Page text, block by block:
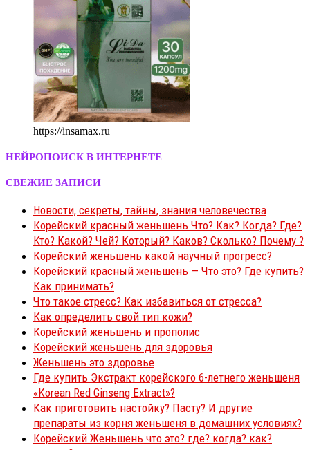
https://insamax.ru
НЕЙРОПОИСК В ИНТЕРНЕТЕ
СВЕЖИЕ ЗАПИСИ
Новости, секреты, тайны, знания человечества
Корейский красный женьшень Что? Как? Когда? Где?
Кто? Какой? Чей? Который? Каков? Сколько? Почему ?
Корейский женьшень какой научный прогресс?
Корейский красный женьшень — Что это? Где купить?
Как принимать?
Что такое стресс? Как избавиться от стресса?
Как определить свой тип кожи?
Корейский женьшень и прополис
Корейский женьшень для здоровья
Женьшень это здоровье
Где купить Экстракт корейского 6-летнего женьшеня
«Korean Red Ginseng Extract»?
Как приготовить настойку? Пасту? И другие
препараты из корня женьшеня в домашних условиях?
Корейский Женьшень что это? где? когда? как?